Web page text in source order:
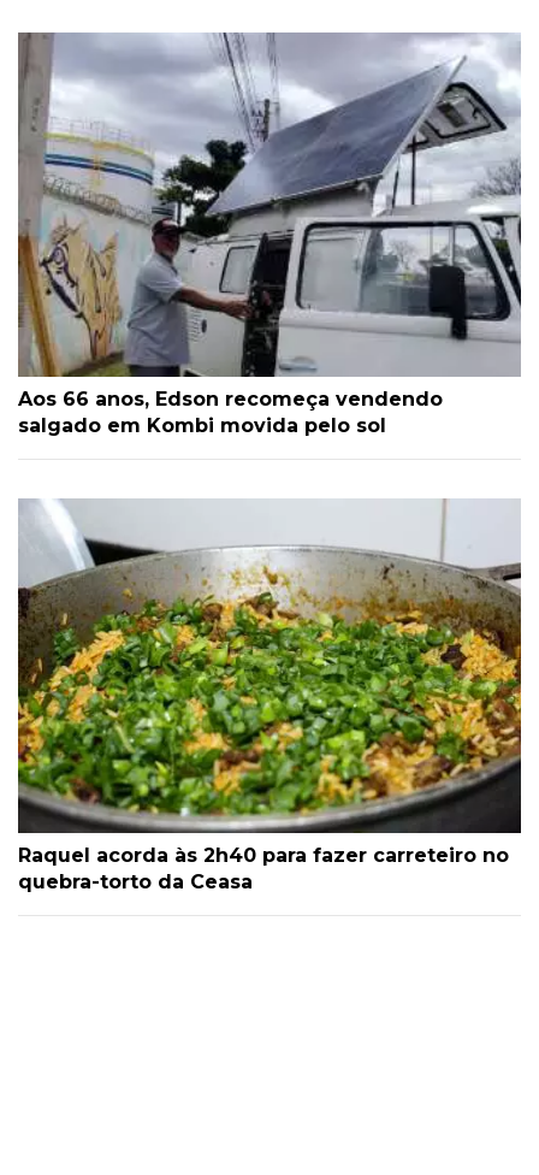
Aos 66 anos, Edson recomeça vendendo
salgado em Kombi movida pelo sol
Raquel acorda às 2h40 para fazer carreteiro no
quebra-torto da Ceasa